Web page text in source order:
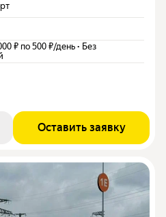
₽ по 500 ₽/день · Без
Оставить заявку